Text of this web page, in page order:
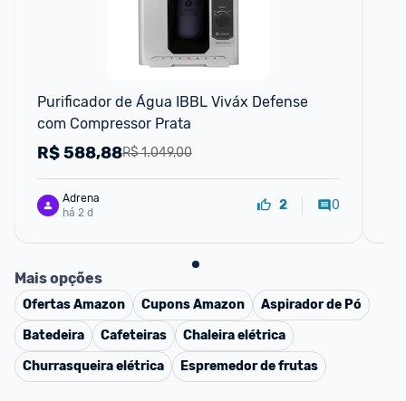
Purificador de Água IBBL Viváx Defense
com Compressor Prata
R$ 1.049,00
R$588,88
Adrena
há 2 d
2 0
Mais opções
OfertasAmazon CuponsAmazon
Aspirador de Pó
Batedeira
Cafeteiras
Chaleira elétrica
Churrasqueira elétrica
Espremedor de frutas